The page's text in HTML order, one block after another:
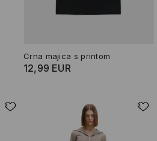
Crna majica s printom
12,99 EUR